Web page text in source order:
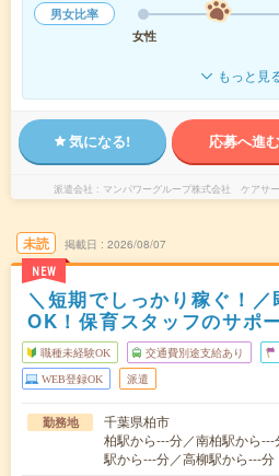
男女比率
女性
もっと見
気になる! 応募へ進む
派遣会社 マンパワーグループ株式会社 ケアサ
未読
NEW
掲載日 2026/08/07
＼短期でしっかり稼ぐ！
OK！保育スタッフのサポ
職種未経験OK 交通費別途支給あり
WEB登録OK 派遣
勤務地
千葉県柏市
柏駅から---分／南柏駅から
駅から---分／高柳駅から---分